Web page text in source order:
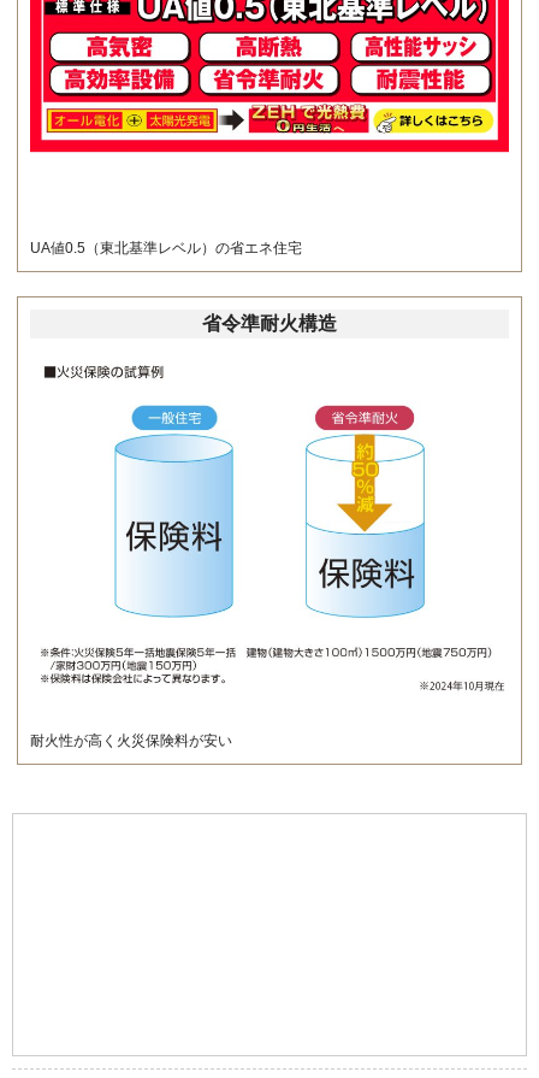
UA値0.5（東北基準レベル）の省エネ住宅
省令準耐火構造
耐火性が高く火災保険料が安い